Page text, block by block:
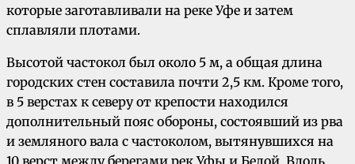
которые заготавливали на реке Уфе и затем
сплавляли плотами.
Высотой частокол был около 5 м, а общая длина
городских стен составила почти 2,5 км. Кроме того,
в 5 верстах к северу от крепости находился
дополнительный пояс обороны, состоявший из рва
и земляного вала с частоколом, вытянувшихся на
10 верст между берегами рек Уфы и Белой. Вдоль